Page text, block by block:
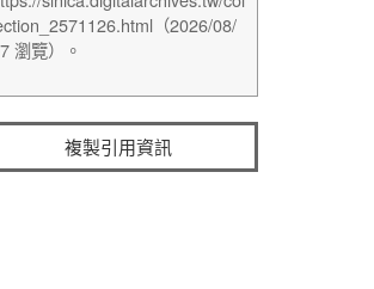
複製引用資訊